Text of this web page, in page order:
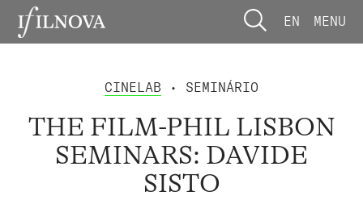
EN MENU
CINELAB • SEMINÁRIO
THE FILM-PHIL LISBON
SEMINARS: DAVIDE
SISTO